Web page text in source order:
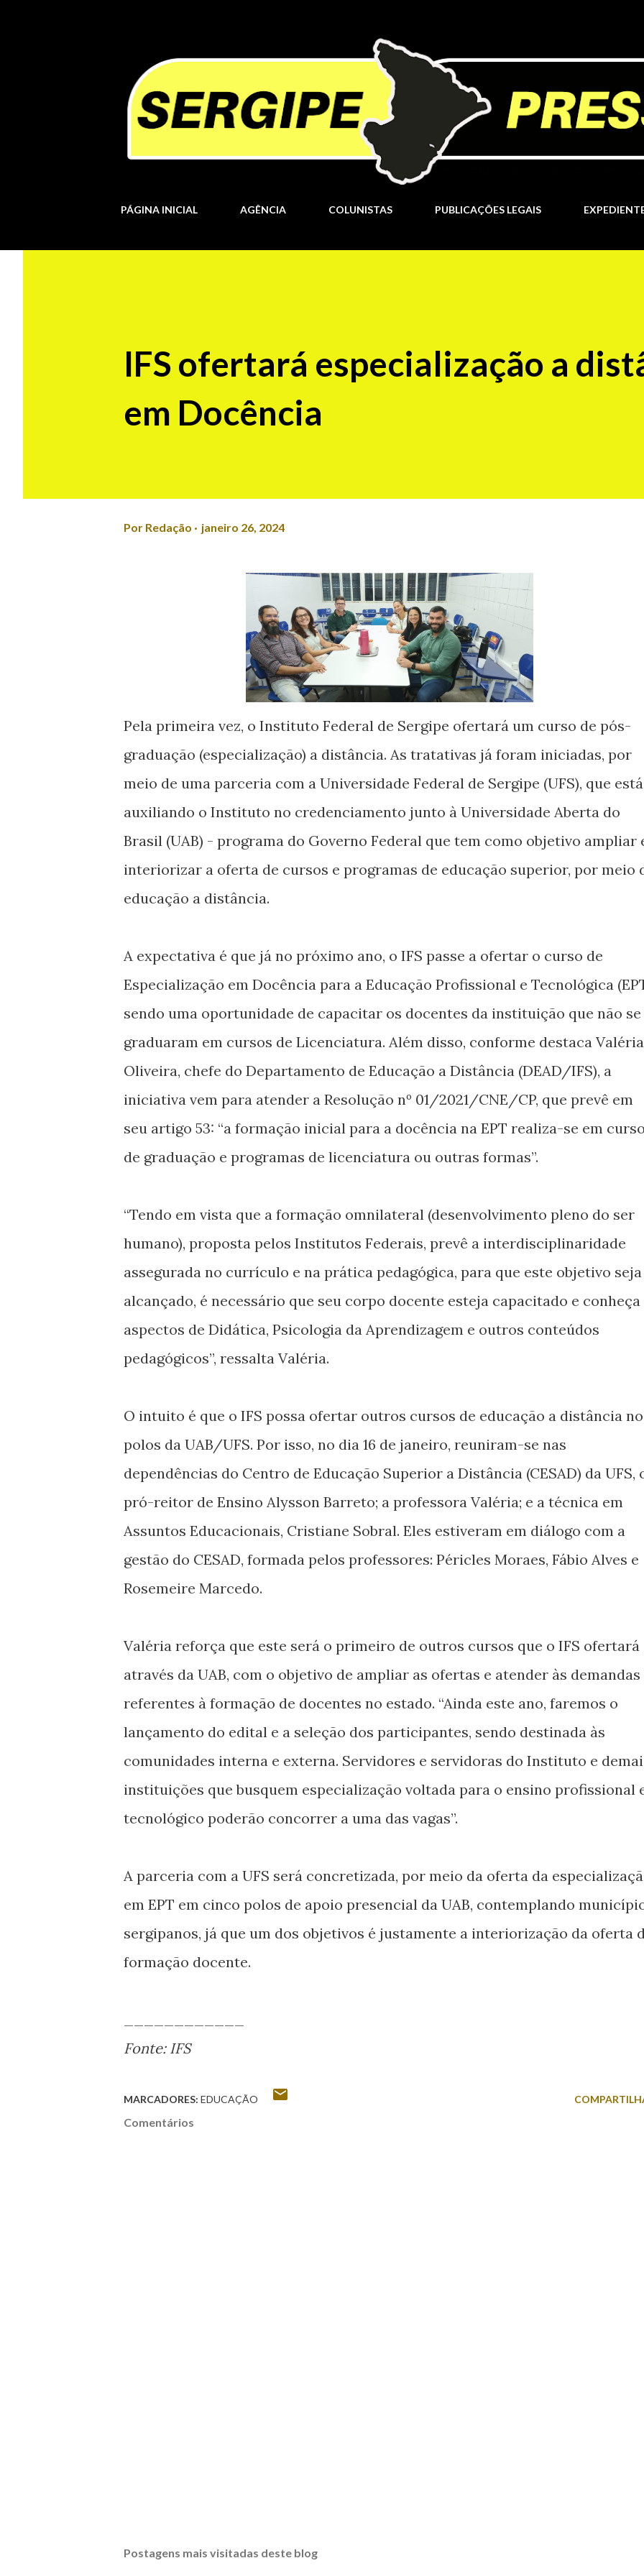
PÁGINA INICIAL AGÊNCIA COLUNISTAS PUBLICAÇÕES LEGAIS
IFS ofertará especialização a
em Docência
Por Redação janeiro 26, 2024
Pela primeira vez, o Instituto Federal de Sergipe ofertará um curso de pós-
graduação (especialização) a distância. As tratativas já foram iniciadas, por
meio de uma parceria com a Universidade Federal de Sergipe (UFS), que está
auxiliando o Instituto no credenciamento junto à Universidade Aberta do
Brasil (UAB) - programa do Governo Federal que tem como objetivo ampliar
interiorizar a oferta de cursos e programas de educação superior, por meio
educação a distância.
A expectativa é que já no próximo ano, o IFS passe a ofertar o curso de
Especialização em Docência para a Educação Profissional e Tecnológica
sendo uma oportunidade de capacitar os docentes da instituição que não se
graduaram em cursos de Licenciatura. Além disso, conforme destaca Valéria
Oliveira, chefe do Departamento de Educação a Distância (DEAD/IFS), a
iniciativa vem para atender a Resolução nº 01/2021/CNE/CP, que prevê em
seu artigo 53: “a formação inicial para a docência na EPT realiza-se em
de graduação e programas de licenciatura ou outras formas”.
“Tendo em vista que a formação omnilateral (desenvolvimento pleno do ser
humano), proposta pelos Institutos Federais, prevê a interdisciplinaridade
assegurada no currículo e na prática pedagógica, para que este objetivo seja
alcançado, é necessário que seu corpo docente esteja capacitado e conheça
aspectos de Didática, Psicologia da Aprendizagem e outros conteúdos
pedagógicos”, ressalta Valéria.
O intuito é que o IFS possa ofertar outros cursos de educação a distância
polos da UAB/UFS. Por isso, no dia 16 de janeiro, reuniram-se nas
dependências do Centro de Educação Superior a Distância (CESAD) da UFS,
pró-reitor de Ensino Alysson Barreto; a professora Valéria; e a técnica em
Assuntos Educacionais, Cristiane Sobral. Eles estiveram em diálogo com a
gestão do CESAD, formada pelos professores: Péricles Moraes, Fábio Alves e
Rosemeire Marcedo.
Valéria reforça que este será o primeiro de outros cursos que o IFS ofertará
através da UAB, com o objetivo de ampliar as ofertas e atender às demandas
referentes à formação de docentes no estado. “Ainda este ano, faremos o
lançamento do edital e a seleção dos participantes, sendo destinada às
comunidades interna e externa. Servidores e servidoras do Instituto e
instituições que busquem especialização voltada para o ensino profissional
tecnológico poderão concorrer a uma das vagas”.
A parceria com a UFS será concretizada, por meio da oferta da
em EPT em cinco polos de apoio presencial da UAB, contemplando
sergipanos, já que um dos objetivos é justamente a interiorização da oferta
formação docente.
Fonte: IFS
MARCADORES: EDUCAÇÃO
Comentários
Postagens mais visitadas deste blog